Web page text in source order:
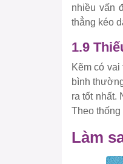
nhiều vấn
thẳng kéo
1.9
Kẽm có
bình
ra tốt nhất.
Theo
Làm